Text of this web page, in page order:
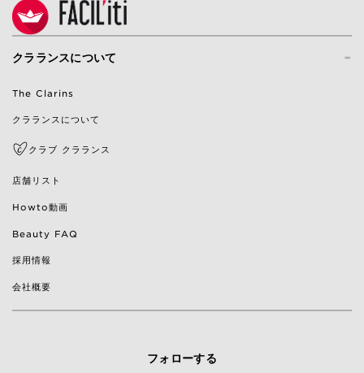
-
クラランスについて
The Clarins
クラランスについて
クラブ クラランス
店舗リスト
Howto動画
Beauty FAQ
採用情報
会社概要
フォローする